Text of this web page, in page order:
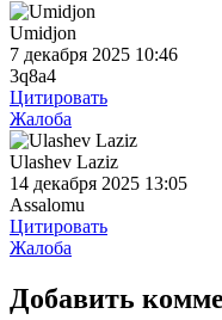
Umidjon
7 декабря 2025 10:46
3q8a4
Цитировать
Жалоба
Ulashev Laziz
14 декабря 2025 13:05
Assalomu
Цитировать
Жалоба
Добавить